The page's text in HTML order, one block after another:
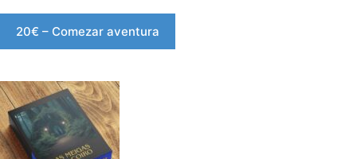
20€ – Comezar aventura